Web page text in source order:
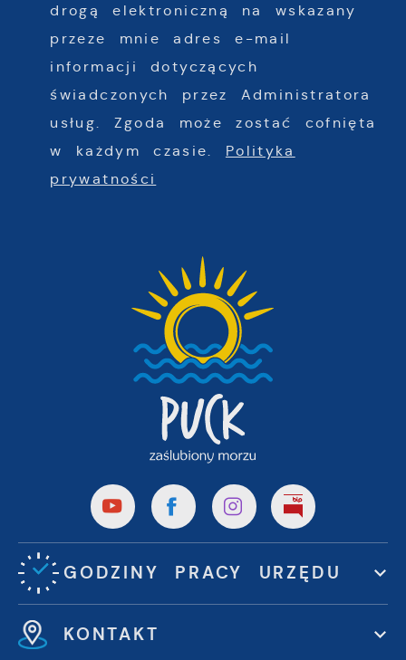
drogą elektroniczną na wskazany
przeze mnie adres e-mail
informacji dotyczących
świadczonych przez Administratora
usług. Zgoda może zostać cofnięta
w każdym czasie. Polityka
prywatności
GODZINY PRACY URZĘDU
KONTAKT